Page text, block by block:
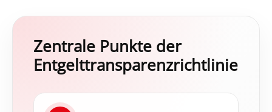
Zentrale Punkte der
Entgelttransparenzrichtlinie